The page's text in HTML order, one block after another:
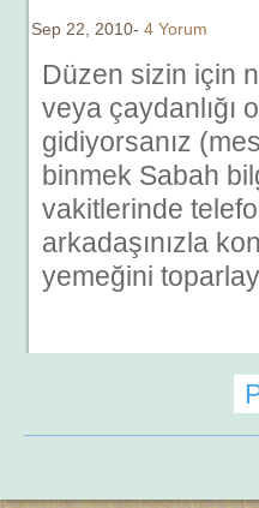
Sep 22, 2010- 4 Yorum
Düzen sizin için
veya çaydanlığı
gidiyorsanız
binmek Sabah
vakitlerinde
arkadaşınızla
yemeğini